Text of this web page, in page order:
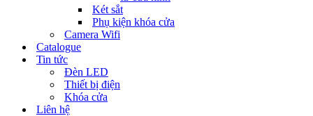
Két sắt
Phụ kiện khóa cửa
Camera Wifi
Catalogue
Tin tức
Đèn LED
Thiết bị điện
Khóa cửa
Liên hệ